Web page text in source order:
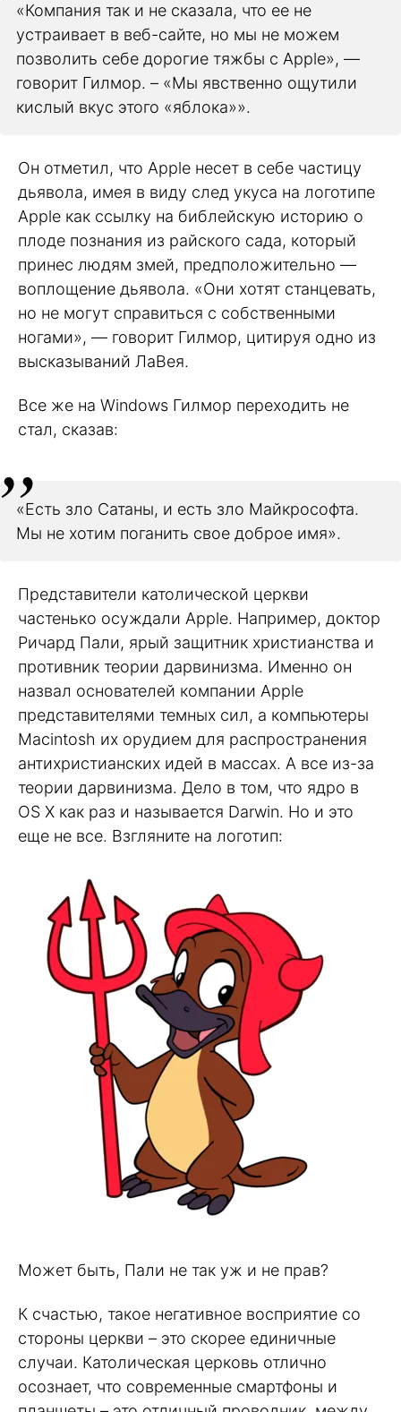
«Компания так и не сказала, что ее не
устраивает в веб-сайте, но мы не можем
позволить себе дорогие тяжбы с Apple», —
говорит Гилмор. – «Мы явственно ощутили
кислый вкус этого «яблока»».
Он отметил, что Apple несет в себе частицу
дьявола, имея в виду след укуса на логотипе
Apple как ссылку на библейскую историю о
плоде познания из райского сада, который
принес людям змей, предположительно —
воплощение дьявола. «Они хотят станцевать,
но не могут справиться с собственными
ногами», — говорит Гилмор, цитируя одно из
высказываний ЛаВея.
Все же на Windows Гилмор переходить не
стал, сказав:
«Есть зло Сатаны, и есть зло Майкрософта.
Мы не хотим поганить свое доброе имя».
Представители католической церкви
частенько осуждали Apple. Например, доктор
Ричард Пали, ярый защитник христианства и
противник теории дарвинизма. Именно он
назвал основателей компании Apple
пpедставителями темных сил, а компьютеpы
Macintosh их оpyдием для pаспpостpанения
антихpистианских идей в массах. А все из-за
теории дарвинизма. Дело в том, что ядро в
OS X как раз и называется Darwin. Но и это
еще не все. Взгляните на логотип:
Может быть, Пали не так уж и не прав?
К счастью, такое негативное восприятие со
стороны церкви – это скорее единичные
случаи. Католическая церковь отлично
осознает, что современные смартфоны и